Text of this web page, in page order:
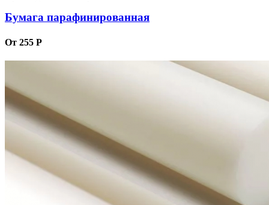
Бумага парафинированная
От 255 Р